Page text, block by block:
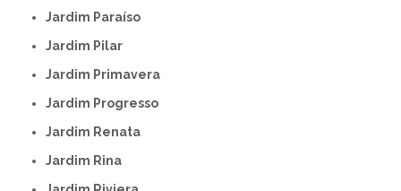
Jardim Paraíso
Jardim Pilar
Jardim Primavera
Jardim Progresso
Jardim Renata
Jardim Rina